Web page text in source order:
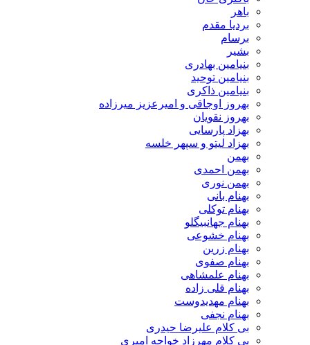
باهر
بردیا مقدم
برسام
بشیر
بنیامین بهادری
بنیامین توحید
بنیامین ذاکری
بهروز اوجاقی و امیرعزیز میرزاده
بهروز نقویان
بهزاد پارسایی
بهزاد لیتو و سپهر خلسه
بهمن
بهمن احمدی
بهمن نوری
بهنام بانی
بهنام توکلی
بهنام جهانبیگلو
بهنام خشوعی
بهنام زرین
بهنام صفوی
بهنام علمشاهی
بهنام قلی زاده
بهنام مهدیدوست
بهنام نجفی
بی کلام علیرضا حیدری
بی کلام مهرزاد خواجه امیری